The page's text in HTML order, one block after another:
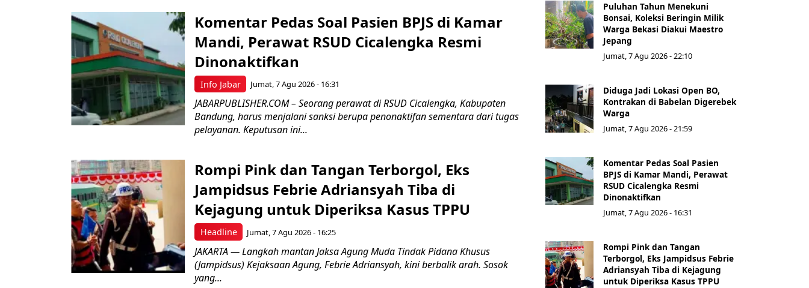
Info Jabar
Komentar Pedas Soal Pasien BPJS di Kamar
Mandi, Perawat RSUD Cicalengka Resmi
Dinonaktifkan
Jumat, 7 Agu 2026 - 16:31
JABARPUBLISHER.COM – Seorang perawat di RSUD Cicalengka, Kabupaten
Bandung, harus menjalani sanksi berupa penonaktifan sementara dari tugas
pelayanan. Keputusan ini...
Headline
Rompi Pink dan Tangan Terborgol, Eks
Jampidsus Febrie Adriansyah Tiba di
Kejagung untuk Diperiksa Kasus TPPU
Jumat, 7 Agu 2026 - 16:25
JAKARTA — Langkah mantan Jaksa Agung Muda Tindak Pidana Khusus
(Jampidsus) Kejaksaan Agung, Febrie Adriansyah, kini berbalik arah. Sosok
yang...
Puluhan Tahun Menekuni
Bonsai, Koleksi Beringin Milik
Warga Bekasi Diakui Maestro
Jepang
Jumat, 7 Agu 2026 - 22:10
Diduga Jadi Lokasi Open BO,
Kontrakan di Babelan Digerebek
Warga
Jumat, 7 Agu 2026 - 21:59
Komentar Pedas Soal Pasien
BPJS di Kamar Mandi, Perawat
RSUD Cicalengka Resmi
Dinonaktifkan
Jumat, 7 Agu 2026 - 16:31
Rompi Pink dan Tangan
Terborgol, Eks Jampidsus Febrie
Adriansyah Tiba di Kejagung
untuk Diperiksa Kasus TPPU